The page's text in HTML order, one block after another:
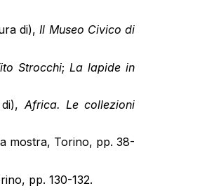
di),Il Museo Civico di
Strocchi; La lapide in
Africa. Le collezioni
mostra, Torino, pp. 38-
pp. 130-132.